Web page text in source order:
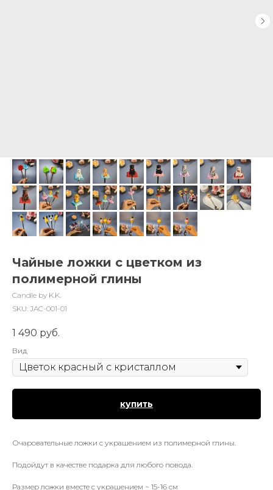
Чайные ложки с цветком из
полимерной глины
Candle by K.K.
SKU: JAC-001-01
1 490 руб.
Вид
купить
Очаровательные ложки с украшением из полимерной глины.
Подойдут в качестве подарка для любого повода.
Размер ложки вместе с украшением ~ 15-16 см